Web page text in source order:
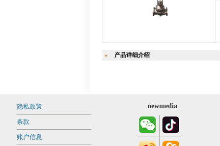
产品详细介绍
隐私政策
条款
账户信息
newmedia